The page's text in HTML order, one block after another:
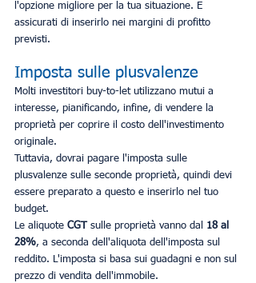
l'opzione migliore per la tua situazione. E
assicurati di inserirlo nei margini di profitto
previsti.
Imposta sulle plusvalenze
Molti investitori buy-to-let utilizzano mutui a
interesse, pianificando, infine, di vendere la
proprietà per coprire il costo dell'investimento
originale.
Tuttavia, dovrai pagare l'imposta sulle
plusvalenze sulle seconde proprietà, quindi devi
essere preparato a questo e inserirlo nel tuo
budget.
Le aliquote CGT sulle proprietà vanno dal 18 al
28%, a seconda dell'aliquota dell'imposta sul
reddito. L'imposta si basa sui guadagni e non sul
prezzo di vendita dell'immobile.